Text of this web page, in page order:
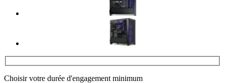
Choisir votre durée d'engagement minimum